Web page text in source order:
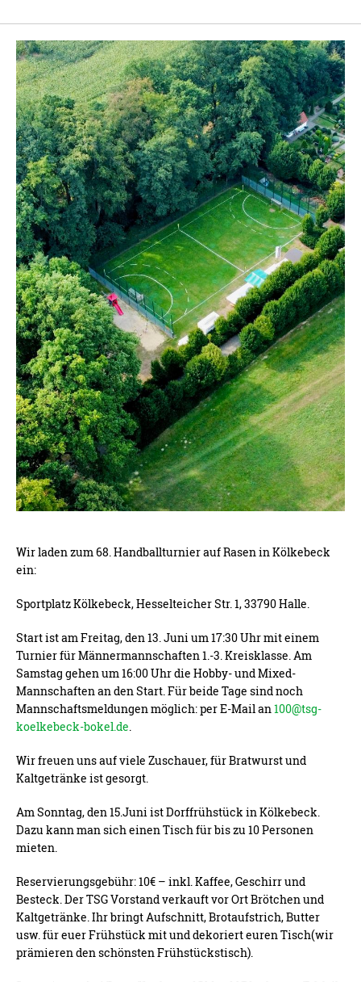
Wir laden zum 68. Handballturnier auf Rasen in Kölkebeck
ein:
Sportplatz Kölkebeck, Hesselteicher Str. 1, 33790 Halle.
Start ist am Freitag, den 13. Juni um 17:30 Uhr mit einem
Turnier für Männermannschaften 1.-3. Kreisklasse. Am
Samstag gehen um 16:00 Uhr die Hobby- und Mixed-
Mannschaften an den Start. Für beide Tage sind noch
Mannschaftsmeldungen möglich: per E-Mail an100@tsg-
koelkebeck-bokel.de.
Wir freuen uns auf viele Zuschauer, für Bratwurst und
Kaltgetränke ist gesorgt.
Am Sonntag, den 15.Juni ist Dorffrühstück in Kölkebeck.
Dazu kann man sich einen Tisch für bis zu 10 Personen
mieten.
Reservierungsgebühr: 10€ – inkl. Kaffee, Geschirr und
Besteck. Der TSG Vorstand verkauft vor Ort Brötchen und
Kaltgetränke. Ihr bringt Aufschnitt, Brotaufstrich, Butter
usw. für euer Frühstück mit und dekoriert euren Tisch(wir
prämieren den schönsten Frühstückstisch).